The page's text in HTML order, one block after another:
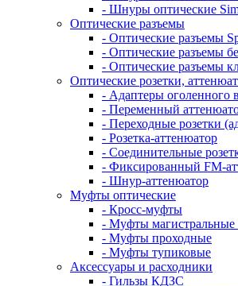
- Шнуры оптические
Оптические разъемы
- Оптические разъемы
- Оптические разъемы
- Оптические разъемы
Оптические розетки,
- Адаптеры оголенного
- Переменный
- Переходные розетки
- Розетка-аттенюатор
- Соединительные
- Фиксированный FM-
- Шнур-аттенюатор
Муфты оптические
- Кросс-муфты
- Муфты
- Муфты проходные
- Муфты тупиковые
Аксессуары и расходники
- Гильзы КДЗС